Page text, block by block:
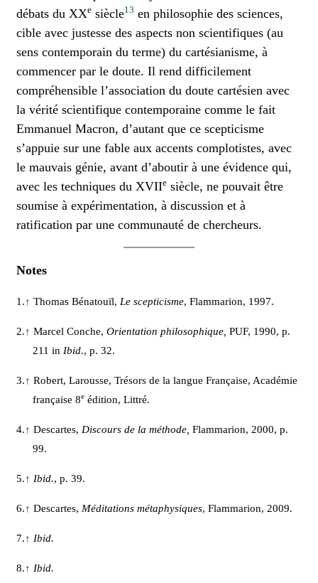
débats du XXe siècle13 en philosophie des sciences,
cible avec justesse des aspects non scientifiques (au
sens contemporain du terme) du cartésianisme, à
commencer par le doute. Il rend difficilement
compréhensible l’association du doute cartésien avec
la vérité scientifique contemporaine comme le fait
Emmanuel Macron, d’autant que ce scepticisme
s’appuie sur une fable aux accents complotistes, avec
le mauvais génie, avant d’aboutir à une évidence qui,
avec les techniques du XVIIe siècle, ne pouvait être
soumise à expérimentation, à discussion et à
ratification par une communauté de chercheurs.
Notes
1.↑ Thomas Bénatouïl, Le scepticisme, Flammarion, 1997.
2.↑ Marcel Conche, Orientation philosophique, PUF, 1990, p.
211 in Ibid., p. 32.
3.↑ Robert, Larousse, Trésors de la langue Française, Académie
française 8e édition, Littré.
4.↑ Descartes, Discours de la méthode, Flammarion, 2000, p.
99.
5.↑ Ibid., p. 39.
6.↑ Descartes, Méditations métaphysiques, Flammarion, 2009.
7.↑ Ibid.
8.↑ Ibid.